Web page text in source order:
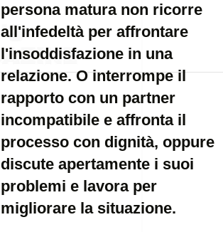
persona matura non ricorre
all'infedeltà per affrontare
l'insoddisfazione in una
relazione. O interrompe il
rapporto con un partner
incompatibile e affronta il
processo con dignità, oppure
discute apertamente i suoi
problemi e lavora per
migliorare la situazione.